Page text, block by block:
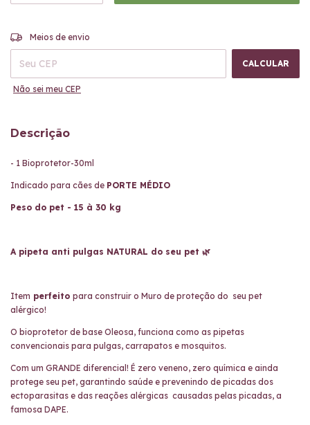
Entregas para o CEP:
Meios de envio
CALCULAR
Não sei meu CEP
Descrição
- 1 Bioprotetor-30ml
Indicado para cães de PORTE MÉDIO
Peso do pet - 15 à 30 kg
A pipeta anti pulgas NATURAL do seu pet 🌿
Item perfeito para construir o Muro de proteção do seu pet
alérgico!
O bioprotetor de base Oleosa, funciona como as pipetas
convencionais para pulgas, carrapatos e mosquitos.
Com um GRANDE diferencial! É zero veneno, zero química e ainda
protege seu pet, garantindo saúde e prevenindo de picadas dos
ectoparasitas e das reações alérgicas causadas pelas picadas, a
famosa DAPE.